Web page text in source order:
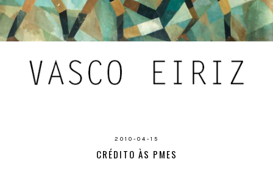
2010-04-15
CRÉDITO ÀS PMES